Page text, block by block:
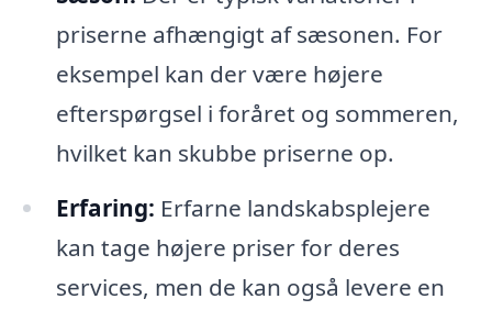
priserne afhængigt af sæsonen. For
eksempel kan der være højere
efterspørgsel i foråret og sommeren,
hvilket kan skubbe priserne op.
Erfaring: Erfarne landskabsplejere
kan tage højere priser for deres
services, men de kan også levere en